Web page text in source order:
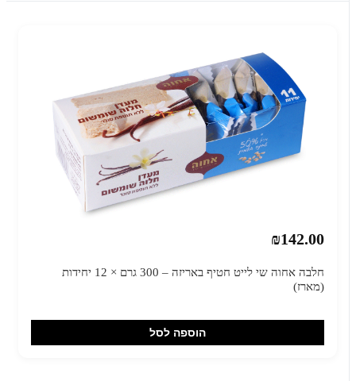
₪142.00
חלבה אחוה שי לייט חטיף באריזה – 300 גרם × 12 יחידות
(מארז)
הוספה לסל